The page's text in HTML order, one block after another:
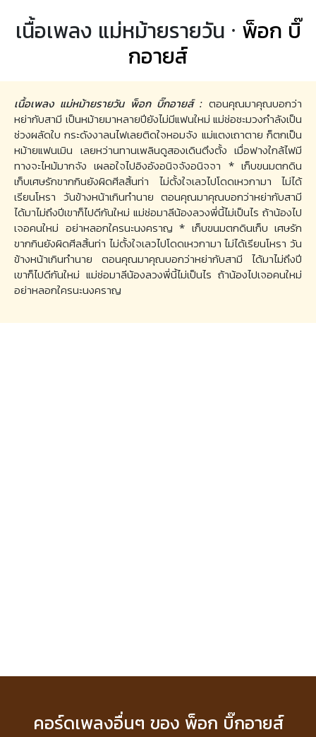
เนื้อเพลง แม่หม้ายรายวัน · พ็อก บิ๊
กอายส์
เนื้อเพลง แม่หม้ายรายวัน พ็อก บิ๊กอายส์ : ตอนคุณมาคุณบอกว่า
หย่ากับสามี เป็นหม้ายมาหลายปียังไม่มีแฟนใหม่ แม่ช่อชะมวงกําลังเป็น
ช่วงผลัดใบ กระดังงาลนไฟเลยติดใจหอมจัง แม่แตงเถาตาย ก็ตกเป็น
หม้ายแฟนเมิน เลยหว่านทานเพลินดูสองเดินตึงตั้ง เมื่อฟางใกล้ไฟมี
ทางจะไหม้มากจัง เผลอใจไปอิงอังอนิจจังอนิจจา * เก็บขนมตกดิน
เก็บเศษรักขากกินยังผิดศีลสิ้นท่า ไม่ตั้งใจเลวไปโดดเหวกามา ไม่ได้
เรียนโหรา วันข้างหน้าเกินทำนาย ตอนคุณมาคุณบอกว่าหย่ากับสามี
ได้มาไม่ถึงปีเขาก็ไปดีกันใหม่ แม่ช่อมาลีน้องลวงพี่นี้ไม่เป็นไร ถ้าน้องไป
เจอคนใหม่ อย่าหลอกใครนะนงคราญ * เก็บขนมตกดินเก็บ เศษรัก
ขากกินยังผิดศีลสิ้นท่า ไม่ตั้งใจเลวไปโดดเหวกามา ไม่ได้เรียนโหรา วัน
ข้างหน้าเกินทำนาย ตอนคุณมาคุณบอกว่าหย่ากับสามี ได้มาไม่ถึงปี
เขาก็ไปดีกันใหม่ แม่ช่อมาลีน้องลวงพี่นี้ไม่เป็นไร ถ้าน้องไปเจอคนใหม่
อย่าหลอกใครนะนงคราญ
คอร์ดเพลงอื่นๆ ของ พ็อก บิ๊กอายส์